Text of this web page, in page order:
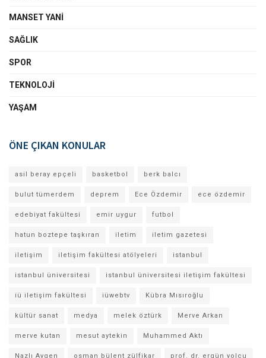
MANSET YANI
SAĞLIK
SPOR
TEKNOLOJI
YAŞAM
ÖNE ÇIKAN KONULAR
asil beray epçeli basketbol berk balcı
bulut tümerdem deprem Ece Özdemir ece özdemir
edebiyat fakültesi emir uygur futbol
hatun boztepe taşkıran iletim iletim gazetesi
iletişim iletişim fakültesi atölyeleri istanbul
istanbul üniversitesi istanbul üniversitesi iletişim fakültesi
iü iletişim fakültesi iüwebtv Kübra Mısıroğlu
kültür sanat medya melek öztürk Merve Arkan
merve kutan mesut aytekin Muhammed Aktı
Nazlı Aygen osman bülent zülfikar prof. dr. ergün yolcu